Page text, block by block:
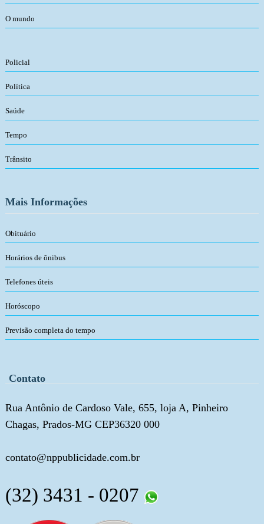
O mundo
Policial
Política
Saúde
Tempo
Trânsito
Mais Informações
Obituário
Horários de ônibus
Telefones úteis
Horóscopo
Previsão completa do tempo
Contato
Rua Antônio de Cardoso Vale, 655, loja A, Pinheiro
Chagas, Prados-MG CEP36320 000
contato@nppublicidade.com.br
(32) 3431 - 0207